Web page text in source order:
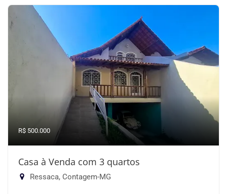
R$ 500.000
Casa à Venda com 3 quartos
Ressaca, Contagem-MG